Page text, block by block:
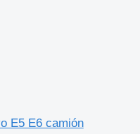
E5 E6 camión